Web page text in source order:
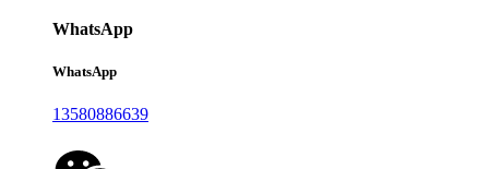
WhatsApp
WhatsApp
13580886639